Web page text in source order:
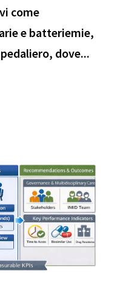
come
e batteriemie,
dove...